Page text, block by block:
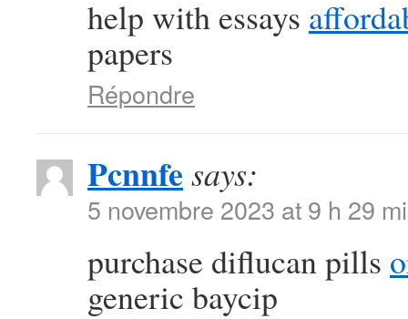
help with essays
papers
Répondre
Pcnnfe says:
5 novembre 2023 at 9 h 29
purchase diflucan pills
generic baycip